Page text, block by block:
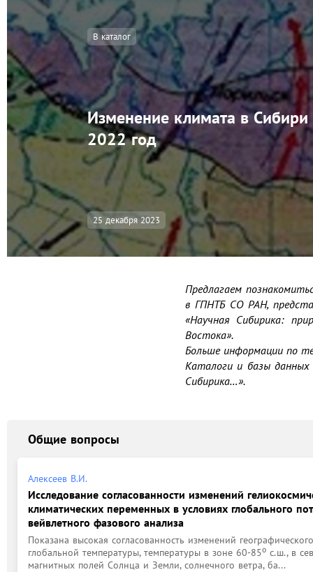
В каталог
Изменение климата в
2022 год
25 декабря 2023
Предлагаем
в ГПНТБ СО РАН,
«Научная Сибирика:
Востока».
Больше информации по
Каталоги и базы
Сибирика…».
Общие вопросы
Алексеев В.И.
Исследование согласованности изменений
климатических переменных в условиях глобального
вейвлетного фазового анализа
Показана высокая согласованность изменений
глобальной температуры, температуры в зоне 60-85⁰ с.ш., в
магнитных полей Солнца и Земли, солнечного ветра, ба...